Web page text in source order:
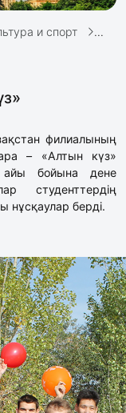
и спорт
филиалының
– «Алтын күз»
айы бойына дене
студенттердің
нұсқаулар берді.